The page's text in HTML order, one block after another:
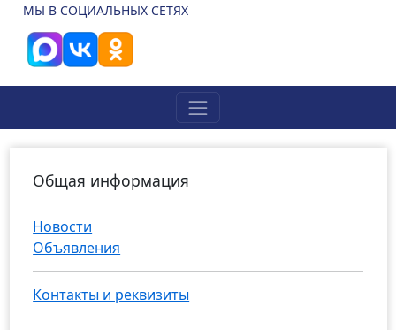
МЫ В СОЦИАЛЬНЫХ СЕТЯХ
Общая информация
Новости
Объявления
Контакты и реквизиты